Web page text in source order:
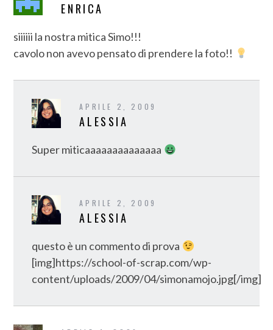
ENRICA
siiiiii la nostra mitica Simo!!!
cavolo non avevo pensato di prendere la foto!!
APRILE 2, 2009
ALESSIA
Super miticaaaaaaaaaaaaaa
APRILE 2, 2009
ALESSIA
questo è un commento di prova
[img]https://school-of-scrap.com/wp-
content/uploads/2009/04/simonamojo.jpg[/img]